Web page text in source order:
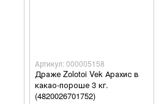
Артикул: 000005158
Драже Zolotoi Vek Арахис в
какао-пороше 3 кг.
(4820026701752)